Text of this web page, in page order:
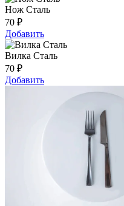
Нож Сталь
70 ₽
Добавить
Вилка Сталь
70 ₽
Добавить